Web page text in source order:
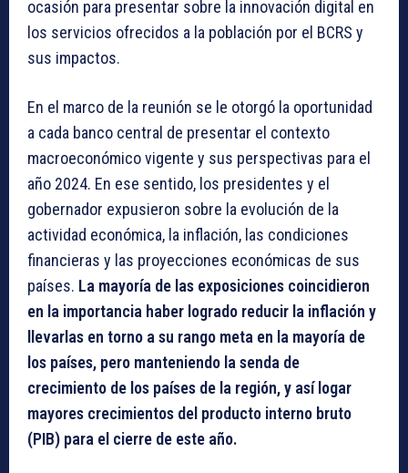
ocasión para presentar sobre la innovación digital en
los servicios ofrecidos a la población por el BCRS y
sus impactos.
En el marco de la reunión se le otorgó la oportunidad
a cada banco central de presentar el contexto
macroeconómico vigente y sus perspectivas para el
año 2024. En ese sentido, los presidentes y el
gobernador expusieron sobre la evolución de la
actividad económica, la inflación, las condiciones
financieras y las proyecciones económicas de sus
países. La mayoría de las exposiciones coincidieron
en la importancia haber logrado reducir la inflación y
llevarlas en torno a su rango meta en la mayoría de
los países, pero manteniendo la senda de
crecimiento de los países de la región, y así logar
mayores crecimientos del producto interno bruto
(PIB) para el cierre de este año.